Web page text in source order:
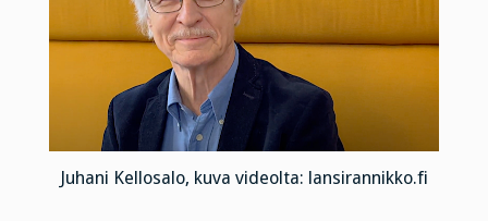
Juhani Kellosalo, kuva videolta: lansirannikko.fi